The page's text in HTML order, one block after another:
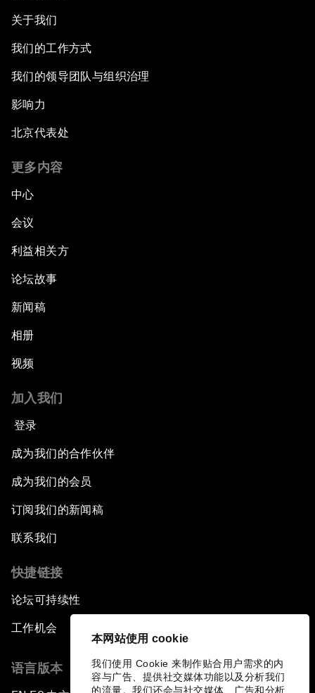
本网站使用 cookie
我们使用 Cookie 来制作贴合用户需求的内
容与广告、提供社交媒体功能以及分析我们
的流量。我们还会与社交媒体、广告和分析
The Future of the Internet Economy
Welcome to the Annual Meeting of the New
Champions 2014
Opening Plenary with Premier Li Keqiang
The New Climate Context
Dot.com Again?
through Innovation
An Insight, An Idea with Kaushik Basu
The Health Advantage
Forum Debate: Financial Fault Lines
Global Science Outlook
China: The Next Innovation Nation
Forum Debate: Chrome-Collar Jobs
The Gender Advantage
关于我们
我们的工作方式
我们的领导团队与组织治理
影响力
北京代表处
更多内容
中心
会议
利益相关方
论坛故事
新闻稿
相册
视频
加入我们
登录
成为我们的合作伙伴
成为我们的会员
订阅我们的新闻稿
联系我们
快捷链接
论坛可持续性
工作机会
语言版本